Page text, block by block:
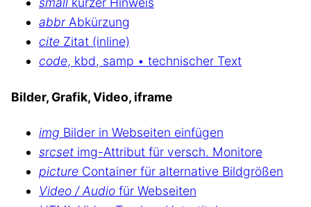
abbrAbkürzung
cite Zitat (inline)
code, kbd, samp • technischer Text
Bilder, Grafik, Video, iframe
img Bilder in Webseiten einfügen
srcset img-Attribut für versch. Monitore
picture Container für alternative Bildgrößen
Video / Audio für Webseiten